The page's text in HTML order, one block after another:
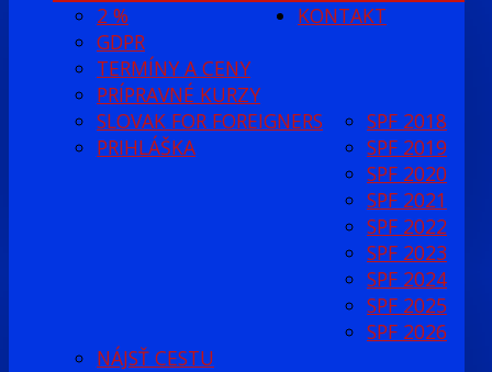
2 %
GDPR
TERMÍNY A CENY
PRÍPRAVNÉ KURZY
SLOVAK FOR FOREIGNERS
PRIHLÁŠKA
SPF 2018
SPF 2019
SPF 2020
SPF 2021
SPF 2022
SPF 2023
SPF 2024
SPF 2025
SPF 2026
KONTAKT
NÁJSŤ CESTU